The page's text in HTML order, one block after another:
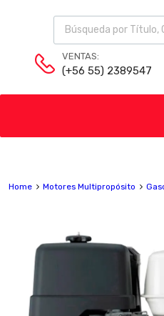
VENTAS:
(+56 55) 2389547
Home Motores Multipropósito